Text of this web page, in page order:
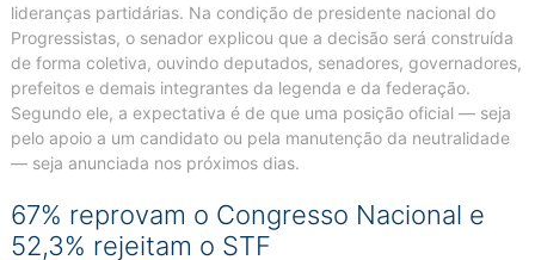
lideranças partidárias. Na condição de presidente nacional do
Progressistas, o senador explicou que a decisão será construída
de forma coletiva, ouvindo deputados, senadores, governadores,
prefeitos e demais integrantes da legenda e da federação.
Segundo ele, a expectativa é de que uma posição oficial — seja
pelo apoio a um candidato ou pela manutenção da neutralidade
— seja anunciada nos próximos dias.
67% reprovam o Congresso Nacional e
52,3% rejeitam o STF